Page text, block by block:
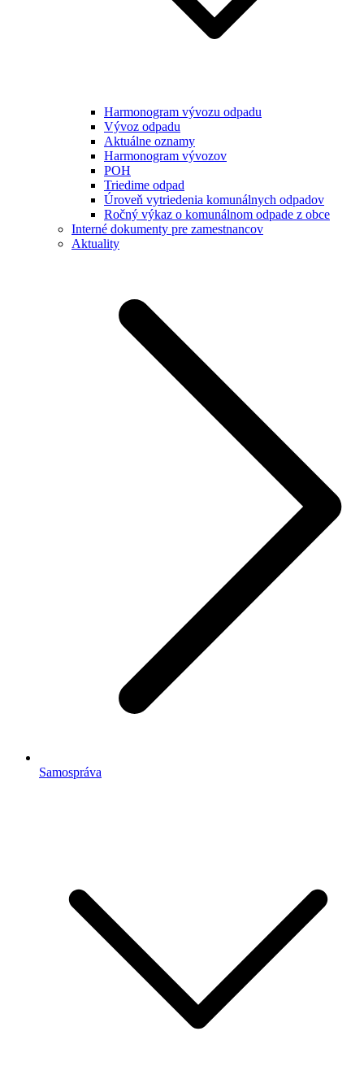
Harmonogram vývozu odpadu
Vývoz odpadu
Aktuálne oznamy
Harmonogram vývozov
POH
Triedime odpad
Úroveň vytriedenia komunálnych odpadov
Ročný výkaz o komunálnom odpade z obce
Interné dokumenty pre zamestnancov
Aktuality
Samospráva